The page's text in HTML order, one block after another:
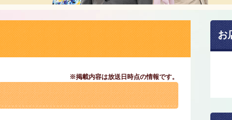
※掲載内容は放送日時点の情報です。
お